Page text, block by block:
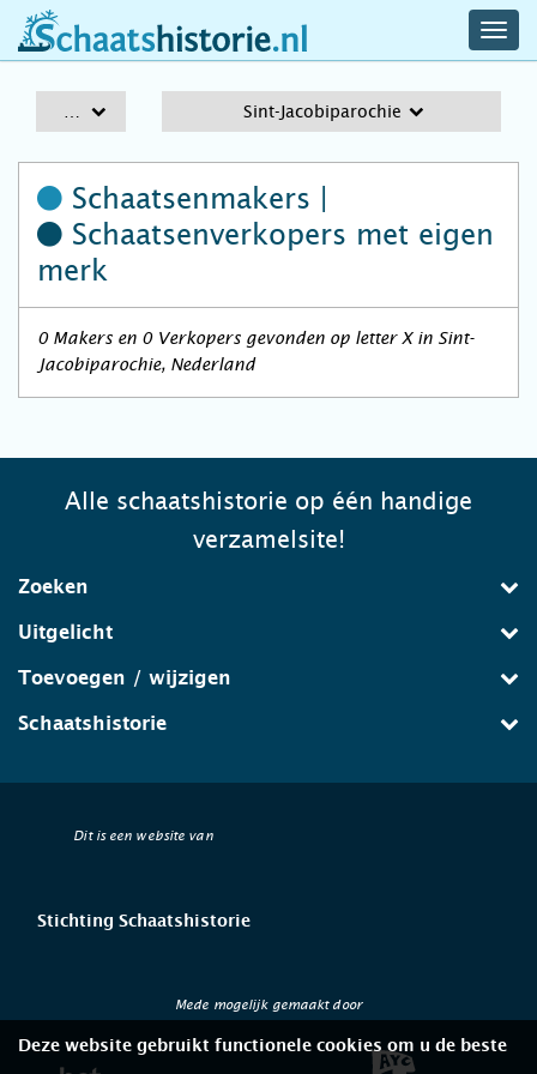
schaatshistorie.nl
Sint-Jacobiparochie
Schaatsenmakers |
Schaatsenverkopers met eigen
merk
0 Makers en 0 Verkopers gevonden op letter X in Sint-
Jacobiparochie, Nederland
Alle schaatshistorie op één handige
verzamelsite!
Zoeken
Uitgelicht
Toevoegen / wijzigen
Schaatshistorie
Dit is een website van
Stichting Schaatshistorie
Mede mogelijk gemaakt door
Deze website gebruikt functionele cookies om u de beste